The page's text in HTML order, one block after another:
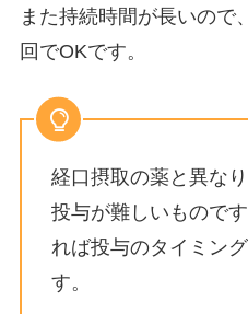
また持続時間が長いので
回でOKです。
経口摂取の薬と異な
投与が難しいもので
れば投与のタイミン
す。